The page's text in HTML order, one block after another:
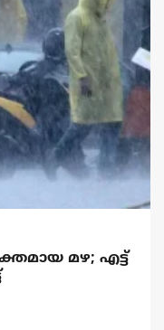
മഴ; എട്ട്